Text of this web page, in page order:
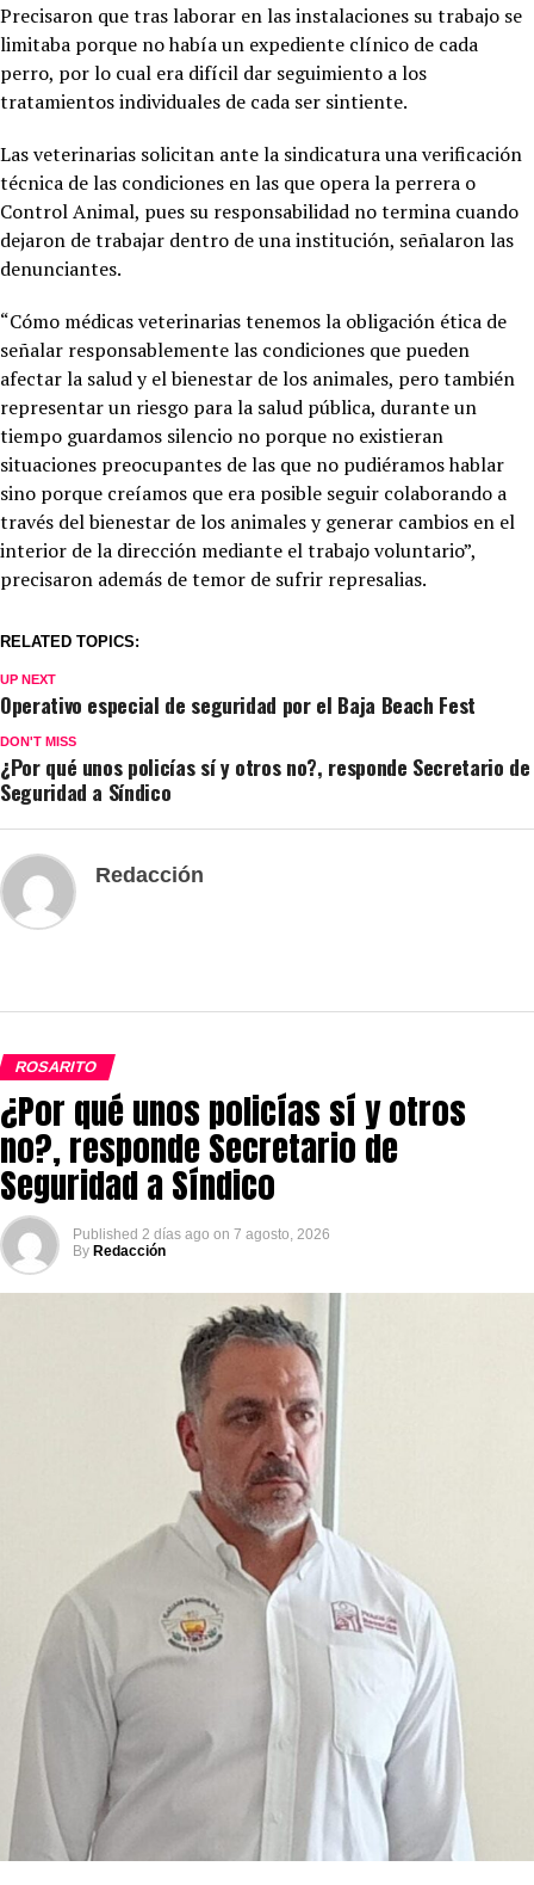
Precisaron que tras laborar en las instalaciones su trabajo se
limitaba porque no había un expediente clínico de cada
perro, por lo cual era difícil dar seguimiento a los
tratamientos individuales de cada ser sintiente.
Las veterinarias solicitan ante la sindicatura una verificación
técnica de las condiciones en las que opera la perrera o
Control Animal, pues su responsabilidad no termina cuando
dejaron de trabajar dentro de una institución, señalaron las
denunciantes.
“Cómo médicas veterinarias tenemos la obligación ética de
señalar responsablemente las condiciones que pueden
afectar la salud y el bienestar de los animales, pero también
representar un riesgo para la salud pública, durante un
tiempo guardamos silencio no porque no existieran
situaciones preocupantes de las que no pudiéramos hablar
sino porque creíamos que era posible seguir colaborando a
través del bienestar de los animales y generar cambios en el
interior de la dirección mediante el trabajo voluntario”,
precisaron además de temor de sufrir represalias.
RELATED TOPICS:
UP NEXT
Operativo especial de seguridad por el Baja Beach Fest
DON'T MISS
¿Por qué unos policías sí y otros no?, responde Secretario de
Seguridad a Síndico
Redacción
ROSARITO
¿Por qué unos policías sí y otros
no?, responde Secretario de
Seguridad a Síndico
Published 2 días ago on 7 agosto, 2026
By Redacción